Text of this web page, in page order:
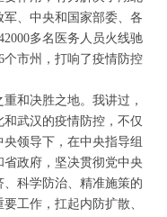
、中央和国家部委、各
多名医务人员火线驰
个市州，打响了疫情防控
和决胜之地。我讲过，
武汉的疫情防控，不仅
领导下，在中央指导组
政府，坚决贯彻党中央
科学防治、精准施策的
工作，扛起内防扩散、